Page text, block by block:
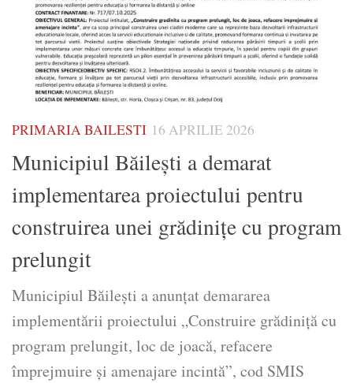
PRIMARIA BAILESTI 16 APRILIE 2026
Municipiul Băilești a demarat
implementarea proiectului pentru
construirea unei grădinițe cu program
prelungit
Municipiul Băilești a anunțat demararea
implementării proiectului „Construire grădiniță cu
program prelungit, loc de joacă, refacere
împrejmuire și amenajare incintă”, cod SMIS